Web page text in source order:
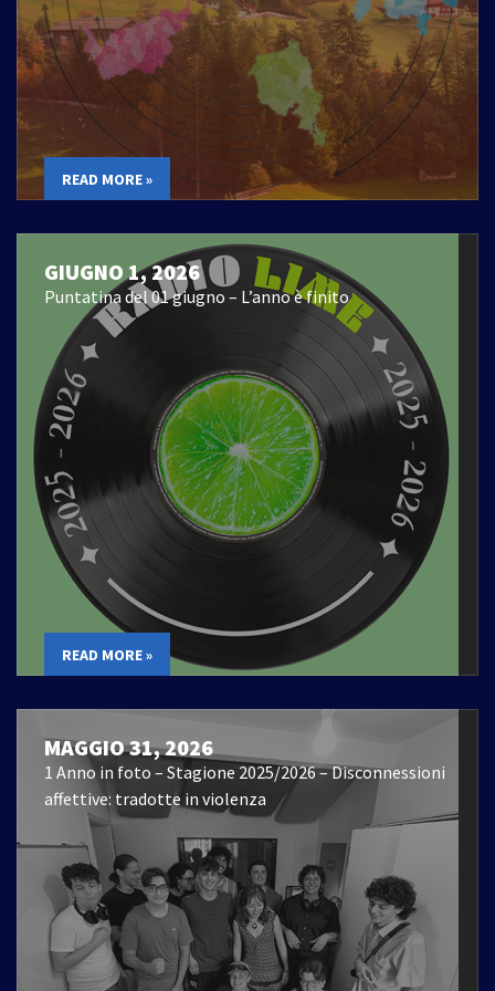
READ MORE »
GIUGNO 1, 2026
Puntatina del 01 giugno – L’anno è finito
READ MORE »
MAGGIO 31, 2026
1 Anno in foto – Stagione 2025/2026 – Disconnessioni
affettive: tradotte in violenza